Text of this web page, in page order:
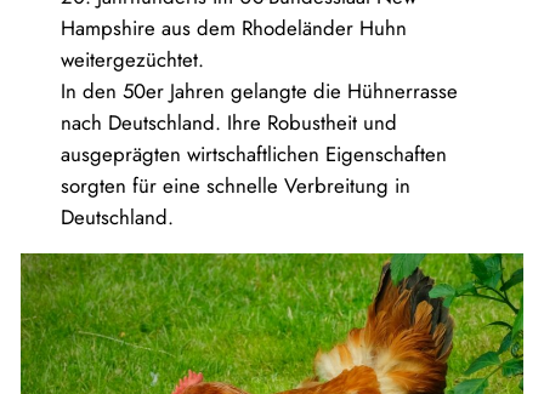
Hampshire aus dem Rhodeländer Huhn
weitergezüchtet.
In den 50er Jahren gelangte die Hühnerrasse
nach Deutschland. Ihre Robustheit und
ausgeprägten wirtschaftlichen Eigenschaften
sorgten für eine schnelle Verbreitung in
Deutschland.